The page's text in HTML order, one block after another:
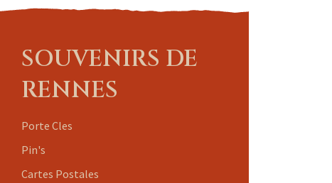
SOUVENIRS DE
RENNES
Porte Cles
Pin's
Cartes Postales